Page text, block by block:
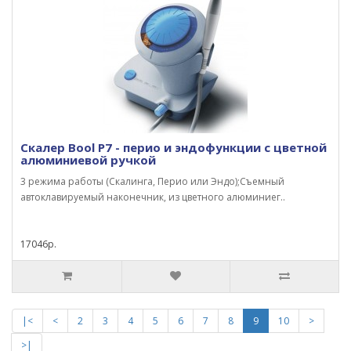
Скалер Bool P7 - перио и эндофункции с цветной
алюминиевой ручкой
3 режима работы (Скалинга, Перио или Эндо);Cъемный
автоклавируемый наконечник, из цветного алюминиег..
17046р.
|< < 2 3 4 5 6 7 8 9 10
>
>|